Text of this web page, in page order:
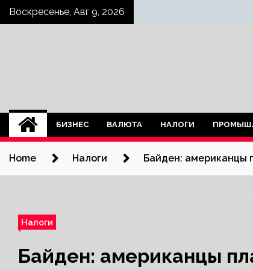
SkipВоскресенье, Авг 9, 2026
БИЗНЕС ВАЛЮТА НАЛОГИ
Home Налоги Байден: американцы
Налоги
Байден: американцы